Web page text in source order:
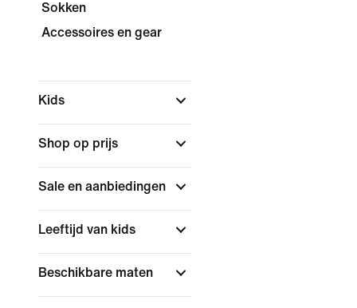
Sokken
Accessoires en gear
Kids
Shop op prijs
Sale en aanbiedingen
Leeftijd van kids
Beschikbare maten